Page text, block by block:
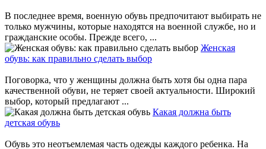
В последнее время, военную обувь предпочитают выбирать не
только мужчины, которые находятся на военной службе, но и
гражданские особы. Прежде всего, ...
Женская
обувь: как правильно сделать выбор
Поговорка, что у женщины должна быть хотя бы одна пара
качественной обуви, не теряет своей актуальности. Широкий
выбор, который предлагают ...
Какая должна быть
детская обувь
Обувь это неотъемлемая часть одежды каждого ребенка. На